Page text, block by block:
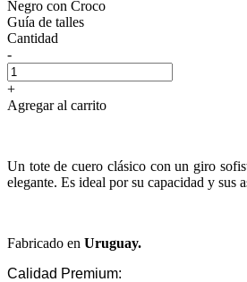
Negro con Croco
Guía de talles
Cantidad
-
+
Agregar al carrito
Un tote de cuero clásico con un giro
elegante. Es ideal por su capacidad y sus
Fabricado en Uruguay.
Calidad Premium: